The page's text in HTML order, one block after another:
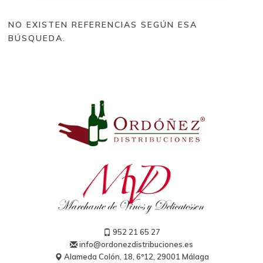
Tinto (328)
Brut Reserva (2)
Extra Brut (1)
Blanc de Blancs (1)
Blanc de Noirs (1)
Grand Cru (2)
Rosé (2)
Generosos (5)
Bodegas
NO EXISTEN REFERENCIAS SEGÚN ESA
BÚSQUEDA.
952 21 65 27
info@ordonezdistribuciones.es
Alameda Colón, 18, 6º12, 29001 Málaga